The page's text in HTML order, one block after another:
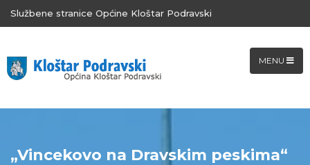
Službene stranice Općine Kloštar Podravski
MENU
„Vincekovo na Dravskim peskima“